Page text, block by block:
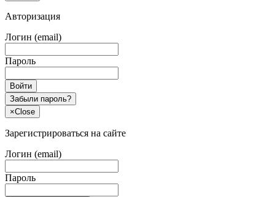
Авторизация
Логин (email)
Пароль
Войти
Забыли пароль?
×Close
Зарегистрироваться на сайте
Логин (email)
Пароль